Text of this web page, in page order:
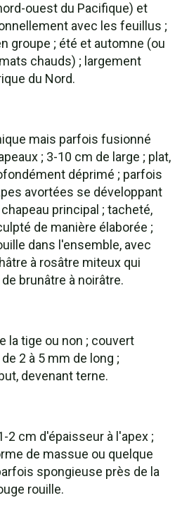
ouest du Pacifique) et
avec les feuillus ;
groupe ; été et automne (ou
chauds) ; largement
du Nord.
mais parfois fusionné
; 3-10 cm de large ; plat,
déprimé ; parfois
avortées se développant
principal ; tacheté,
de manière élaborée ;
dans l'ensemble, avec
à rosâtre miteux qui
brunâtre à noirâtre.
la tige ou non ; couvert
2 à 5 mm de long ;
devenant terne.
2 cm d'épaisseur à l'apex ;
de massue ou quelque
spongieuse près de la
rouille.